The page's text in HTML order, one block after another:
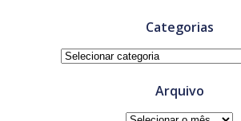
Categorias
Categorias
Arquivo